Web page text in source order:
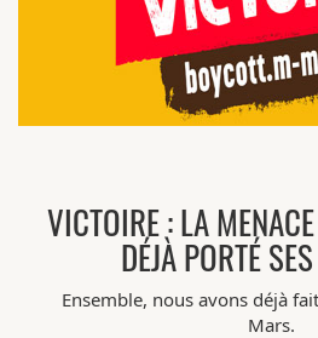
VICTOIRE : LA
DÉJÀ PORTÉ
Ensemble, nous avons déjà
Mars.